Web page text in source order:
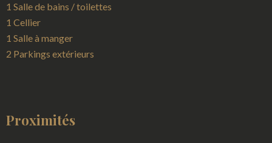
1 Salle de bains / toilettes
1 Cellier
1 Salle à manger
2 Parkings extérieurs
Proximités